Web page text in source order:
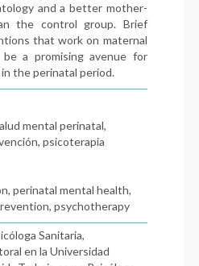
and a better mother-
the control group. Brief
that work on maternal
be a promising avenue for
the perinatal period.
mental perinatal,
psicoterapia
perinatal mental health,
psychotherapy
Sanitaria,
en la Universidad